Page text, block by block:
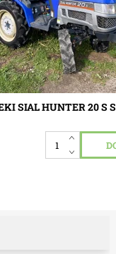
SIAL HUNTER 20 S S